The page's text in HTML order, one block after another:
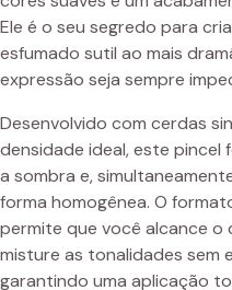
Ele é o seu segredo para
esfumado sutil ao mais
expressão seja sempre
Desenvolvido com cerdas
densidade ideal, este
a sombra e,
forma homogênea. O
permite que você alcance o
misture as tonalidades sem
garantindo uma aplicação